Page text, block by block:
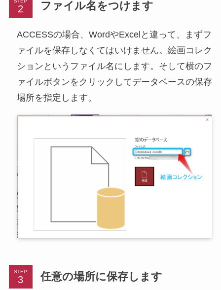
ファイル名をつけます
ACCESSの場合、WordやExcelと違って、まずフ
ァイルを保存しなくてはいけません。絵画コレク
ションというファイル名にします。そして横のフ
ァイルボタンをクリックしてデータベースの保存
場所を指定します。
STEP 任意の場所に保存します